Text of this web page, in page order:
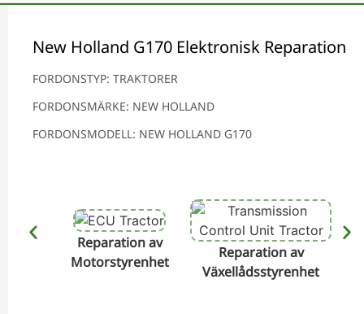
New Holland G170 Elektronisk Reparation
FORDONSTYP: TRAKTORER
FORDONSMÄRKE: NEW HOLLAND
FORDONSMODELL: NEW HOLLAND G170
Reparation av
Motorstyrenhet
Reparation av
Växellådsstyrenhet